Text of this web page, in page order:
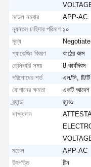
মডেল নম্বার
APP-AC
ন্যূনতম চাহিদার পরিমাণ ১০
মূল্য
Negotiate
প্যাকেজিং বিবরণ
কাঠের বাক্স
ডেলিভারি সময়
8 কার্যদিবস
পরিশোধের শর্ত
এল/সি, টি/টি
যোগানের ক্ষমতা
একটি
ব্র্যান্ড
জুমও
সাক্ষ্যদান
মডেল
APP-AC
উৎপত্তি
চীন